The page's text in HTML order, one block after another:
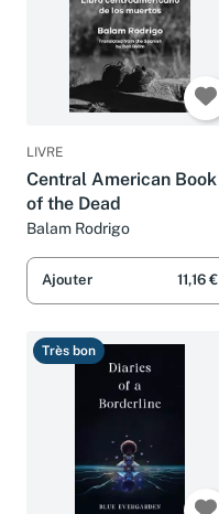
LIVRE
Central American Book
of the Dead
Balam Rodrigo
Ajouter 11,16 €
Très bon